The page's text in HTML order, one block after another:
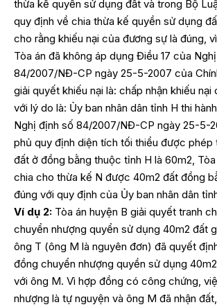
thừa kế quyền sử dụng đất và trong Bộ
quy định về chia thừa kế quyền sử dụng
cho rằng khiếu nại của đương sự là đúng,
Tòa án đã không áp dụng Điều 17 của
84/2007/NĐ-CP ngày 25-5-2007 của
giải quyết khiếu nại là: chấp nhận khiếu nại
với lý do là: Ủy ban nhân dân tỉnh H thi
Nghị định số 84/2007/NĐ-CP ngày 25-5-
phủ quy định diện tích tối thiểu được phép
đất ở đồng bằng thuộc tỉnh H là 60m2,
chia cho thừa kế N được 40m2 đất đồng
đúng với quy định của Ủy ban nhân dân
Ví dụ 2: Tòa án huyện B giải quyết tranh
chuyển nhượng quyển sử dụng 40m2 đất
ông T (ông M là nguyên đơn) đã quyết
đồng chuyển nhượng quyền sử dụng
với ông M. Vì hợp đồng có công chứng,
nhượng là tự nguyện và ông M đã nhận